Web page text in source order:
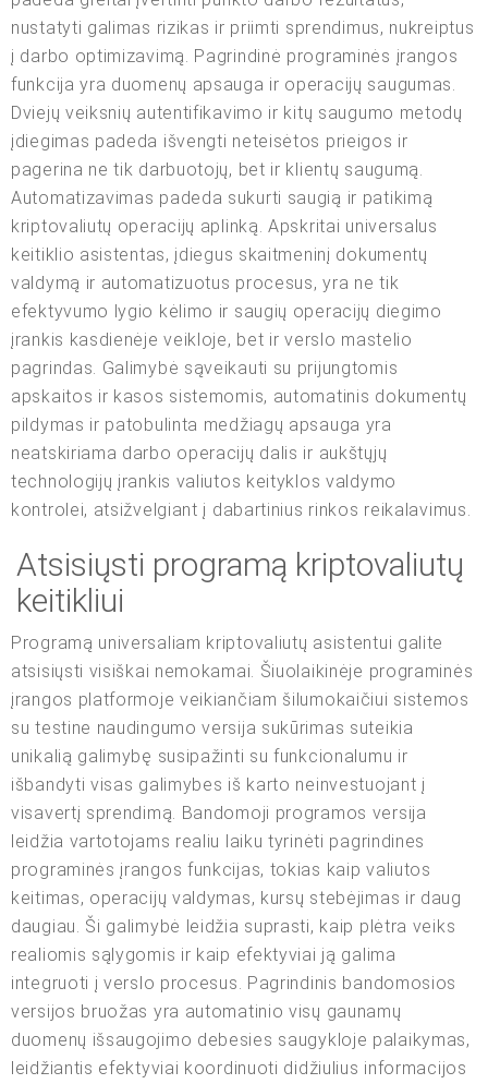
nustatyti galimas rizikas ir priimti sprendimus, nukreiptus
į darbo optimizavimą. Pagrindinė programinės įrangos
funkcija yra duomenų apsauga ir operacijų saugumas.
Dviejų veiksnių autentifikavimo ir kitų saugumo metodų
įdiegimas padeda išvengti neteisėtos prieigos ir
pagerina ne tik darbuotojų, bet ir klientų saugumą.
Automatizavimas padeda sukurti saugią ir patikimą
kriptovaliutų operacijų aplinką. Apskritai universalus
keitiklio asistentas, įdiegus skaitmeninį dokumentų
valdymą ir automatizuotus procesus, yra ne tik
efektyvumo lygio kėlimo ir saugių operacijų diegimo
įrankis kasdienėje veikloje, bet ir verslo mastelio
pagrindas. Galimybė sąveikauti su prijungtomis
apskaitos ir kasos sistemomis, automatinis dokumentų
pildymas ir patobulinta medžiagų apsauga yra
neatskiriama darbo operacijų dalis ir aukštųjų
technologijų įrankis valiutos keityklos valdymo
kontrolei, atsižvelgiant į dabartinius rinkos reikalavimus.
Atsisiųsti programą kriptovaliutų
keitikliui
Programą universaliam kriptovaliutų asistentui galite
atsisiųsti visiškai nemokamai. Šiuolaikinėje programinės
įrangos platformoje veikiančiam šilumokaičiui sistemos
su testine naudingumo versija sukūrimas suteikia
unikalią galimybę susipažinti su funkcionalumu ir
išbandyti visas galimybes iš karto neinvestuojant į
visavertį sprendimą. Bandomoji programos versija
leidžia vartotojams realiu laiku tyrinėti pagrindines
programinės įrangos funkcijas, tokias kaip valiutos
keitimas, operacijų valdymas, kursų stebėjimas ir daug
daugiau. Ši galimybė leidžia suprasti, kaip plėtra veiks
realiomis sąlygomis ir kaip efektyviai ją galima
integruoti į verslo procesus. Pagrindinis bandomosios
versijos bruožas yra automatinio visų gaunamų
duomenų išsaugojimo debesies saugykloje palaikymas,
leidžiantis efektyviai koordinuoti didžiulius informacijos